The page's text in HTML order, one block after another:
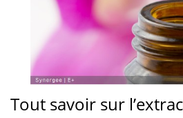
Tout savoir sur